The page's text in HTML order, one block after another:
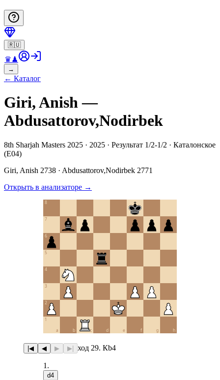
🇷🇺
♛♟
→
← Каталог
Giri, Anish —
Abdusattorov,Nodirbek
8th Sharjah Masters 2025 · 2025 · Результат 1/2-1/2 · Каталонское
(E04)
Giri, Anish 2738 · Abdusattorov,Nodirbek 2771
Открыть в анализаторе →
a b c d e f g h
1
2
3
4
5
6
7
8
|◀ ◀ ▶ ▶| ход 29. Кb4
1 .
d4